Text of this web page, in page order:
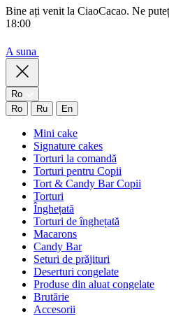
Bine ați venit la CiaoCacao. Ne
18:00
A suna
Ro
Ro
Ru En
Mini cake
Signature cakes
Torturi la comandă
Torturi pentru Copii
Tort & Candy Bar Copii
Torturi
Înghețată
Torturi de înghețată
Macarons
Candy Bar
Seturi de prăjituri
Deserturi congelate
Produse din aluat congelate
Brutărie
Accesorii